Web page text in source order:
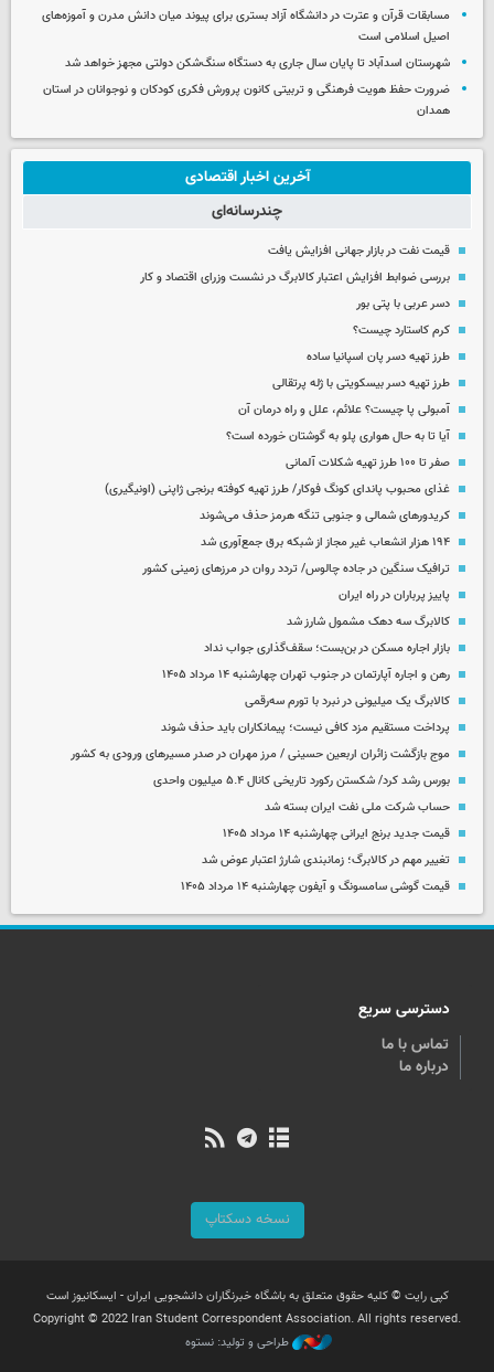
مسابقات قرآن و عترت در دانشگاه آزاد بستری برای پیوند میان دانش مدرن و آموزه‌های
اصیل اسلامی است
شهرستان اسدآباد تا پایان سال جاری به دستگاه سنگ‌شکن دولتی مجهز خواهد شد
ضرورت حفظ هویت فرهنگی و تربیتی کانون پرورش فکری کودکان و نوجوانان در استان
همدان
آخرین اخبار اقتصادی
چندرسانه‌ای
قیمت نفت در بازار جهانی افزایش یافت
بررسی ضوابط افزایش اعتبار کالابرگ در نشست وزرای اقتصاد و کار
دسر عربی با پتی بور
کرم کاستارد چیست؟
طرز تهیه دسر پان اسپانیا ساده
طرز تهیه دسر بیسکویتی با ژله پرتقالی
آمبولی پا چیست؟ علائم، علل و راه درمان آن
آیا تا به حال هواری پلو به گوشتان خورده است؟
صفر تا ۱۰۰ طرز تهیه شکلات آلمانی
غذای محبوب پاندای کونگ فوکار/ طرز تهیه کوفته برنجی ژاپنی (اونیگیری)
کریدورهای شمالی و جنوبی تنگه هرمز حذف می‌شوند
۱۹۴ هزار انشعاب غیر مجاز از شبکه برق جمع‌آوری شد
ترافیک سنگین در جاده چالوس/ تردد روان در مرزهای زمینی کشور
پاییز پرباران در راه ایران
کالابرگ سه دهک مشمول شارز شد
بازار اجاره مسکن در بن‌بست؛ سقف‌گذاری جواب نداد
رهن و اجاره آپارتمان در جنوب تهران چهارشنبه ۱۴ مرداد ۱۴۰۵
کالابرگ یک میلیونی در نبرد با تورم سه‌رقمی
پرداخت مستقیم مزد کافی نیست؛ پیمانکاران باید حذف شوند
موج بازگشت زائران اربعین حسینی / مرز مهران در صدر مسیرهای ورودی به کشور
بورس رشد کرد/ شکستن رکورد تاریخی کانال ۵.۴ میلیون واحدی
حساب‌ شرکت ملی نفت ایران بسته شد
قیمت جدید برنج ایرانی چهارشنبه ۱۴ مرداد ۱۴۰۵
تغییر مهم در کالابرگ؛ زمانبندی‌ شارژ اعتبار عوض شد
قیمت گوشی سامسونگ و آیفون چهارشنبه ۱۴ مرداد ۱۴۰۵
دسترسی سریع
تماس با ما
درباره ما
نسخه دسکتاپ
کپی رایت © کلیه حقوق متعلق به باشگاه خبرنگاران دانشجویی ایران - ایسکانیوز است
Copyright © 2022 Iran Student Correspondent Association. All rights reserved.
طراحی و تولید: نستوه